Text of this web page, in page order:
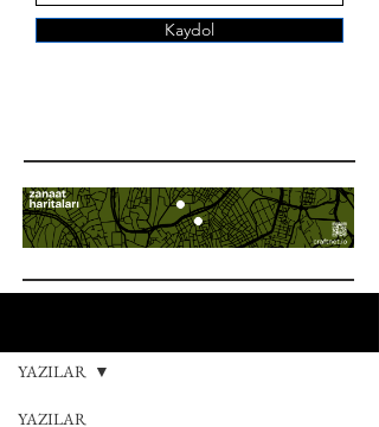
Kaydol
YAZILAR
YAZILAR